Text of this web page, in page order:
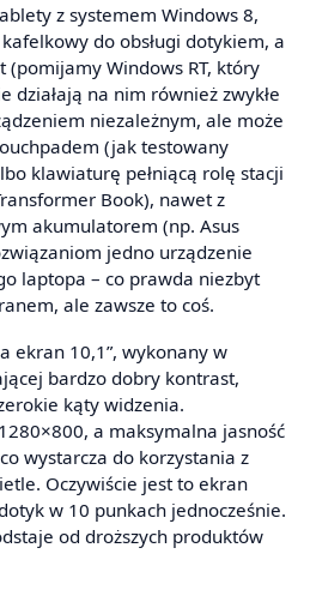
z systemem Windows 8,
do obsługi dotykiem, a
Windows RT, który
działają na nim również zwykłe
niezależnym, ale może
(jak testowany
klawiaturę pełniącą rolę stacji
Book), nawet z
akumulatorem (np. Asus
jedno urządzenie
laptopa – co prawda niezbyt
ale zawsze to coś.
ekran 10,1”, wykonany w
bardzo dobry kontrast,
kąty widzenia.
a maksymalna jasność
wystarcza do korzystania z
Oczywiście jest to ekran
w 10 punkach jednocześnie.
od droższych produktów